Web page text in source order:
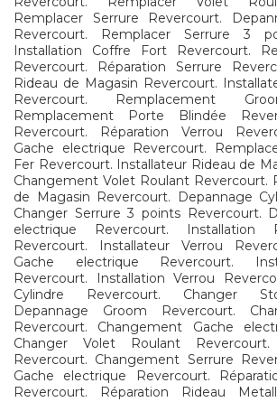
Remplacer Serrure Revercourt.
Revercourt. Remplacer Serrure 3
Installation Coffre Fort Revercourt.
Revercourt. Réparation Serrure
Rideau de Magasin Revercourt.
Revercourt. Remplacement
Remplacement Porte Blindée
Revercourt. Réparation Verrou
Gache electrique Revercourt.
Fer Revercourt. Installateur Rideau de
Changement Volet Roulant Revercourt.
de Magasin Revercourt. Depannage
Changer Serrure 3 points Revercourt.
electrique Revercourt.
Revercourt. Installateur Verrou
Gache electrique Revercourt.
Revercourt. Installation Verrou
Cylindre Revercourt. Changer
Depannage Groom Revercourt.
Revercourt. Changement Gache
Changer Volet Roulant
Revercourt. Changement Serrure
Gache electrique Revercourt.
Revercourt. Réparation Rideau